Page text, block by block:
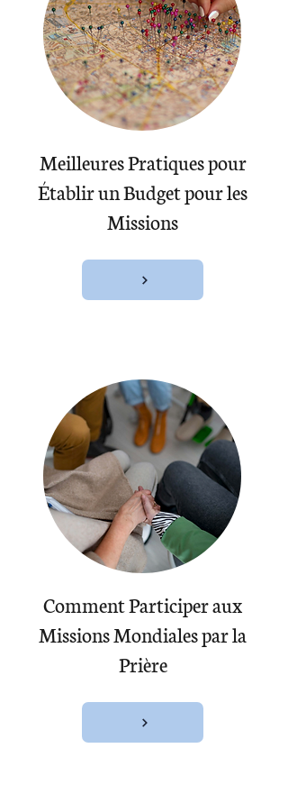
Meilleures Pratiques pour
Établir un Budget pour les
Missions
Comment Participer aux
Missions Mondiales par la
Prière